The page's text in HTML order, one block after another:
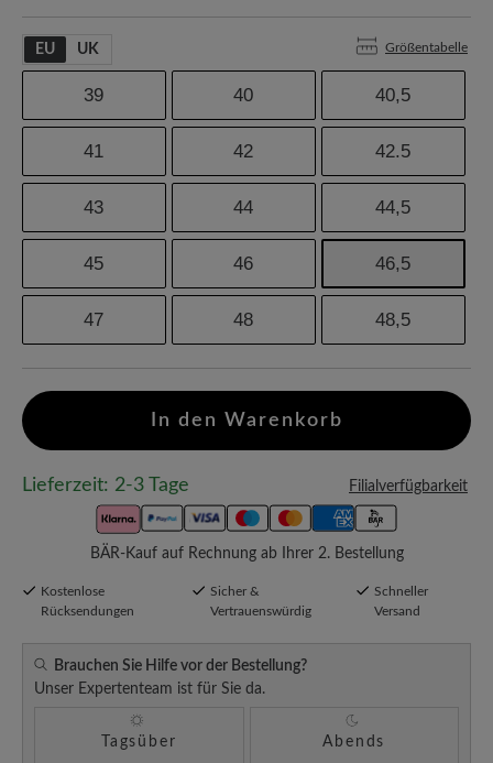
EU UK Größentabelle
39 40 40,5
41 42 42.5
43 44 44,5
45 46 46,5
47 48 48,5
In den Warenkorb
Lieferzeit: 2-3 Tage Filialverfügbarkeit
BÄR-Kauf auf Rechnung ab Ihrer 2. Bestellung
Kostenlose
Rücksendungen
Sicher &
Vertrauenswürdig
Schneller
Versand
Brauchen Sie Hilfe vor der Bestellung?
Unser Expertenteam ist für Sie da.
Tagsüber Abends